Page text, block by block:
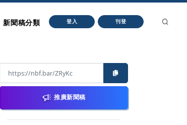
新聞稿分類 登入 刊登
推廣新聞稿